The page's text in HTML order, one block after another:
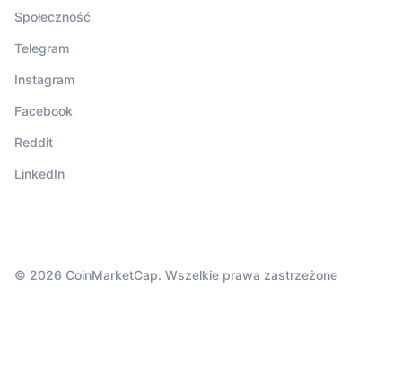
Społeczność
Telegram
Instagram
Facebook
Reddit
LinkedIn
© 2026 CoinMarketCap. Wszelkie prawa zastrzeżone